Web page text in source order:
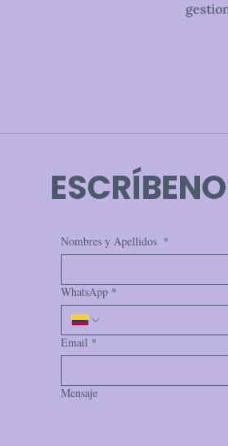
Nombres y Apellidos *
WhatsApp *
Email *
Mensaje